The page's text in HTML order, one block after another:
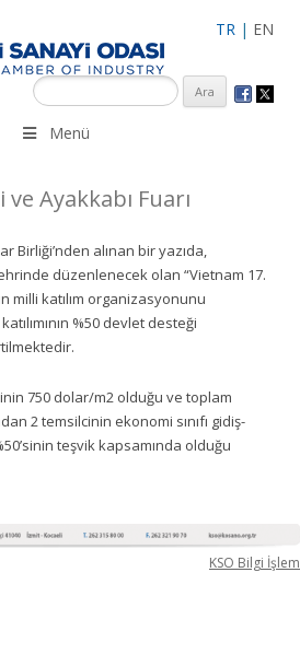
TR | EN
kuruluşuna uzman çalışanları ile İzmit
Gebze ve İMES OSB’deki ofisleri ile
Menü
Ayakkabı Fuarı
Birliği’nden alınan bir yazıda,
düzenlenecek olan “Vietnam 17.
milli katılım organizasyonunu
%50 devlet desteği
750 dolar/m2 olduğu ve toplam
2 temsilcinin ekonomi sınıfı gidiş-
teşvik kapsamında olduğu
KSO Bilgi İşlem